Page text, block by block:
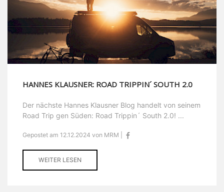
HANNES KLAUSNER: ROAD TRIPPIN´ SOUTH 2.0
Der nächste Hannes Klausner Blog handelt von seinem
Road Trip gen Süden: Road Trippin´ South 2.0! ...
Gepostet am 12.12.2024 von MRM |
WEITER LESEN